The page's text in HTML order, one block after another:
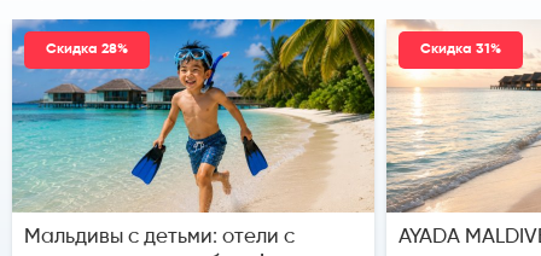
Скидка 28%
Мальдивы с детьми: отели с
Скидка 31%
AYADA